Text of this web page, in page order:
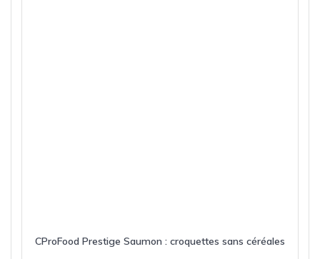
CProFood Prestige Saumon : croquettes sans céréales